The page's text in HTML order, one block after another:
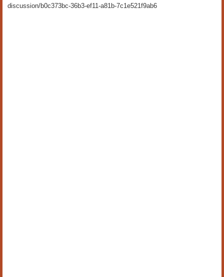
discussion/b0c373bc-36b3-ef11-a81b-7c1e521f9ab6